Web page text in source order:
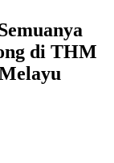
di THM